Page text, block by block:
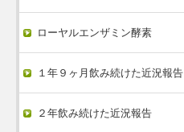
ローヤルエンザミン酵素
１年９ヶ月飲み続けた近況報告
２年飲み続けた近況報告